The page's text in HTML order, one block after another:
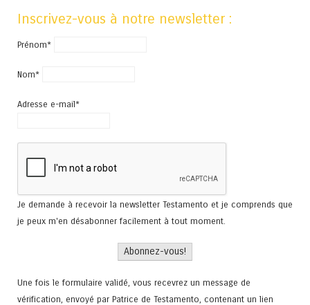
Inscrivez-vous à notre newsletter :
Prénom*
Nom*
Adresse e-mail*
Je demande à recevoir la newsletter Testamento et je comprends que
je peux m'en désabonner facilement à tout moment.
Une fois le formulaire validé, vous recevrez un message de
vérification, envoyé par Patrice de Testamento, contenant un lien